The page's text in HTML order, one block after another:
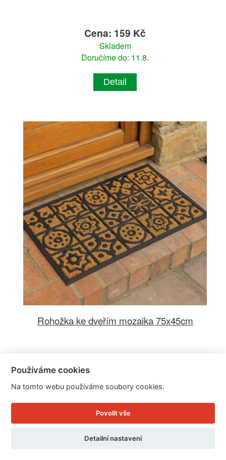
Cena: 159 Kč
Skladem
Doručíme do: 11.8.
Detail
Rohožka ke dveřím mozaika 75x45cm
Doručíme do: 11.8.
Detail
Používáme cookies
Na tomto webu používáme soubory cookies.
Povolit vše
Detailní nastavení